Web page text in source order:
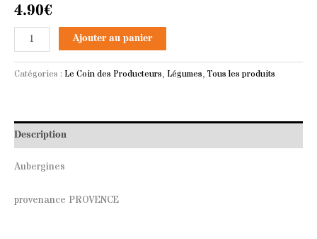
4.90€
Ajouter au panier
Catégories : Le Coin des Producteurs, Légumes, Tous les produits
Description
Aubergines
provenance PROVENCE